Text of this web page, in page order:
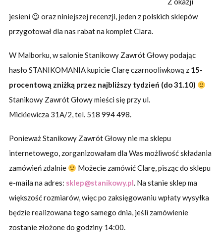
jesieni 😉 oraz niniejszej recenzji, jeden z polskich sklepów
przygotował dla nas rabat na komplet Clara.
W Malborku, w salonie Stanikowy Zawrót Głowy podając
hasło STANIKOMANIA kupicie Clarę czarnooliwkową z 15-
procentową zniżką przez najbliższy tydzień (do 31.10)
Stanikowy Zawrót Głowy mieści się przy ul.
Mickiewicza 31A/2, tel. 518 994 498.
Ponieważ Stanikowy Zawrót Głowy nie ma sklepu
internetowego, zorganizowałam dla Was możliwość składania
zamówień zdalnie
Możecie zamówić Clarę, pisząc do sklepu
e-maila na adres: sklep@stanikowy.pl. Na stanie sklep ma
większość rozmiarów, więc po zaksięgowaniu wpłaty wysyłka
będzie realizowana tego samego dnia, jeśli zamówienie
zostanie złożone do godziny 14:00.